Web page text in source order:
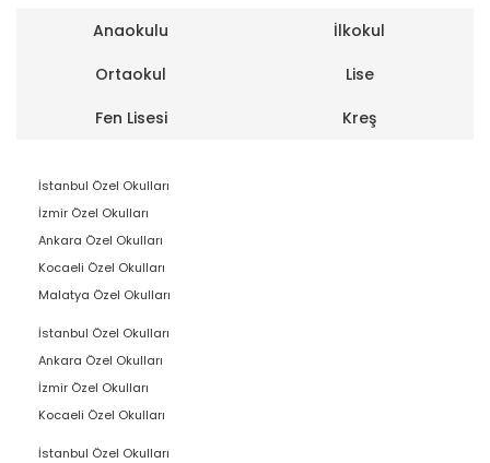
Anaokulu
İlkokul
Ortaokul
Lise
Fen Lisesi
Kreş
İstanbul Özel Okulları
İzmir Özel Okulları
Ankara Özel Okulları
Kocaeli Özel Okulları
Malatya Özel Okulları
İstanbul Özel Okulları
Ankara Özel Okulları
İzmir Özel Okulları
Kocaeli Özel Okulları
İstanbul Özel Okulları